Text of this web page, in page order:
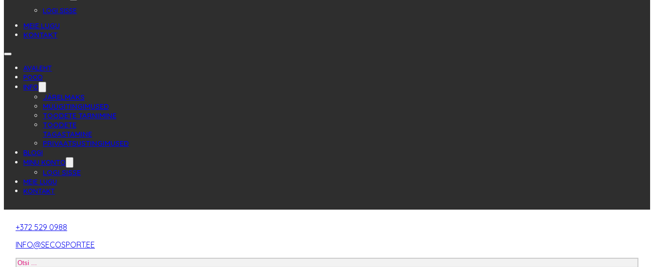
LOGI SISSE
MEIE LUGU
KONTAKT
AVALEHT
POOD
INFO
JÄRELMAKS
MÜÜGITINGIMUSED
TOODETE TARNIMINE
TOODETE
TAGASTAMINE
PRIVAATSUSTINGIMUSED
BLOGI
MINU KONTO
LOGI SISSE
MEIE LUGU
KONTAKT
+372 529 0988
INFO@SECOSPORT.EE
Otsi